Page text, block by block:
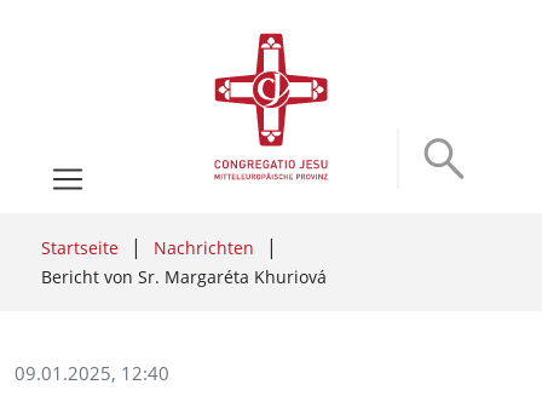
Startseite
Nachrichten
Bericht von Sr. Margaréta Khuriová
09.01.2025, 12:40